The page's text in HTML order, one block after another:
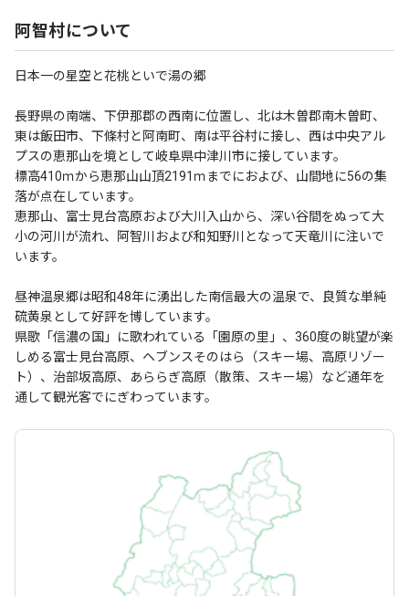
阿智村について
日本一の星空と花桃といで湯の郷
長野県の南端、下伊那郡の西南に位置し、北は木曽郡南木曽町、
東は飯田市、下條村と阿南町、南は平谷村に接し、西は中央アル
プスの恵那山を境として岐阜県中津川市に接しています。
標高410ｍから恵那山山頂2191ｍまでにおよび、山間地に56の集
落が点在しています。
恵那山、富士見台高原および大川入山から、深い谷間をぬって大
小の河川が流れ、阿智川および和知野川となって天竜川に注いで
います。
昼神温泉郷は昭和48年に湧出した南信最大の温泉で、良質な単純
硫黄泉として好評を博しています。
県歌「信濃の国」に歌われている「園原の里」、360度の眺望が楽
しめる富士見台高原、ヘブンスそのはら（スキー場、高原リゾー
ト）、治部坂高原、あららぎ高原（散策、スキー場）など通年を
通して観光客でにぎわっています。